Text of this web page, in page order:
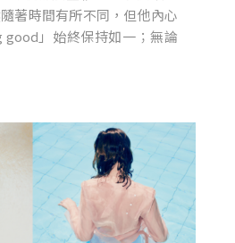
著時間有所不同，但他內心
」始終保持如一；無論